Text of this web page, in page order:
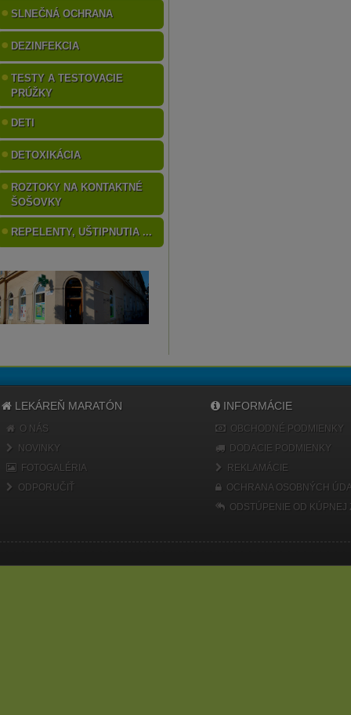
SLNEČNÁ OCHRANA
DEZINFEKCIA
TESTY A TESTOVACIE
PRÚŽKY
DETI
DETOXIKÁCIA
ROZTOKY NA KONTAKTNÉ
ŠOŠOVKY
REPELENTY, UŠTIPNUTIA ...
LEKÁREŇ MARATÓN
O NÁS
NOVINKY
FOTOGALÉRIA
ODPORUČIŤ
INFORMÁCIE
OBCHODNÉ PODMIENKY
DODACIE PODMIENKY
REKLAMÁCIE
OCHRANA OSOBNÝCH
ODSTÚPENIE OD KÚPNEJ